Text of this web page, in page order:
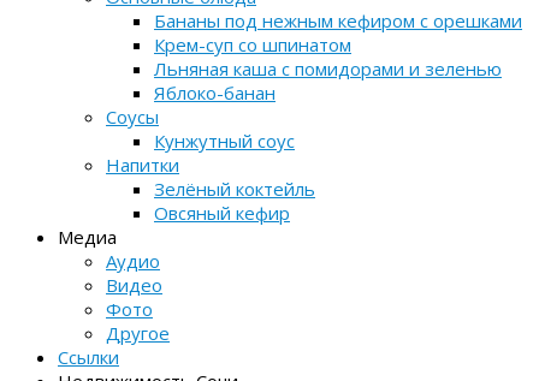
Бананы под нежным кефиром с орешками
Крем-суп со шпинатом
Льняная каша с помидорами и зеленью
Яблоко-банан
Соусы
Кунжутный соус
Напитки
Зелёный коктейль
Овсяный кефир
Медиа
Аудио
Видео
Фото
Другое
Ссылки